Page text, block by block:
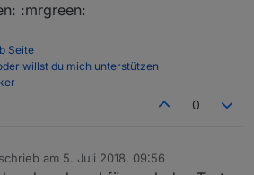
failed, continuing diskusage@
dep failed, continuing unix-dgram@
:mrgreen:
Seite
willst du mich unterstützen
0
schrieb am 5. Juli 2018, 09:56
editiert von